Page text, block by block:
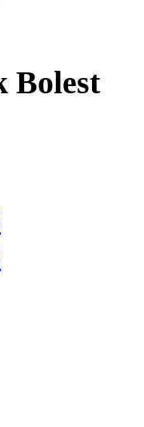
Bolest